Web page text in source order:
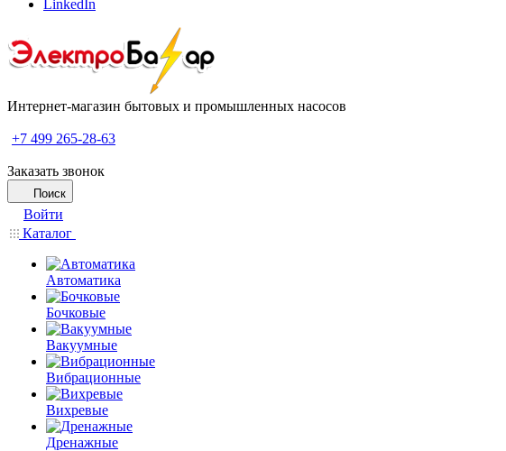
LinkedIn
Интернет-магазин бытовых и промышленных насосов
+7 499 265-28-63
Заказать звонок
Поиск
Войти
Каталог
Автоматика
Бочковые
Вакуумные
Вибрационные
Вихревые
Дренажные